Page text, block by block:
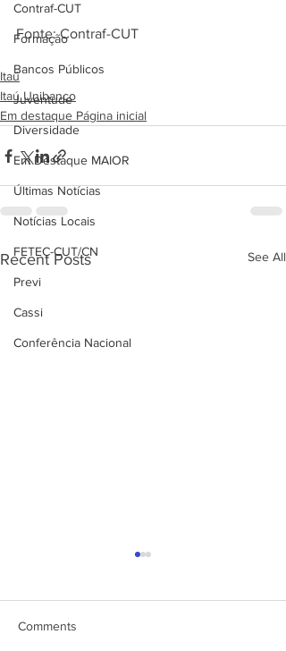
Contraf-CUT
Formação
Bancos Públicos
Juventude
Diversidade
Em Destaque MAIOR
Últimas Notícias
Notícias Locais
FETEC-CUT/CN
Previ
Cassi
Conferência Nacional
Fonte: Contraf-CUT
Itaú
Itaú Unibanco
Em destaque Página inicial
Recent Posts See All
Comments